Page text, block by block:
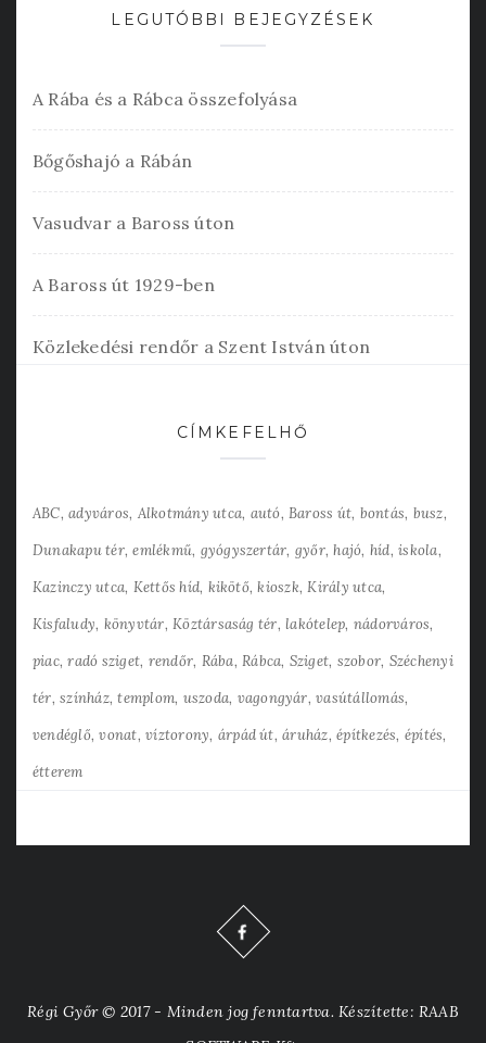
LEGUTÓBBI BEJEGYZÉSEK
A Rába és a Rábca összefolyása
Bőgőshajó a Rábán
Vasudvar a Baross úton
A Baross út 1929-ben
Közlekedési rendőr a Szent István úton
CÍMKEFELHŐ
ABC adyváros Alkotmány utca autó Baross út bontás busz
Dunakapu tér emlékmű gyógyszertár győr hajó híd iskola
Kazinczy utca Kettős híd kikötő kioszk Király utca
Kisfaludy könyvtár Köztársaság tér lakótelep nádorváros
piac radó sziget rendőr Rába Rábca Sziget szobor Széchenyi
tér színház templom uszoda vagongyár vasútállomás
vendéglő vonat víztorony árpád út áruház építkezés építés
étterem
Régi Győr © 2017 - Minden jog fenntartva. Készítette: RAAB